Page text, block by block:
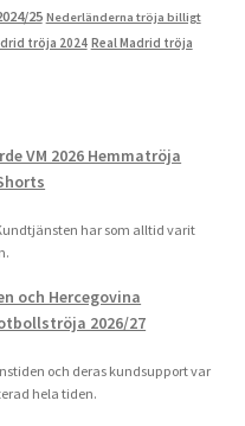
25 Nederländerna tröja billigt
tröja 2024 Real Madrid tröja
VM 2026 Hemmatröja
har som alltid varit
och Hercegovina
2026/27
och deras kundsupport var
hela tiden.